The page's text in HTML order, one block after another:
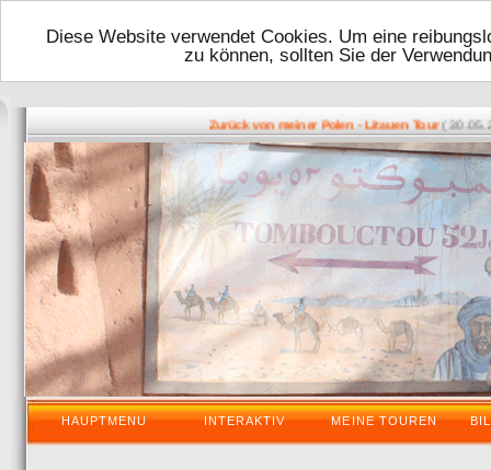
Diese Website verwendet Cookies. Um eine
zu können, sollten Sie der
Zurück von meiner Polen - Litauen Tour(
HAUPTMENU INTERAKTIV MEINE TOUREN